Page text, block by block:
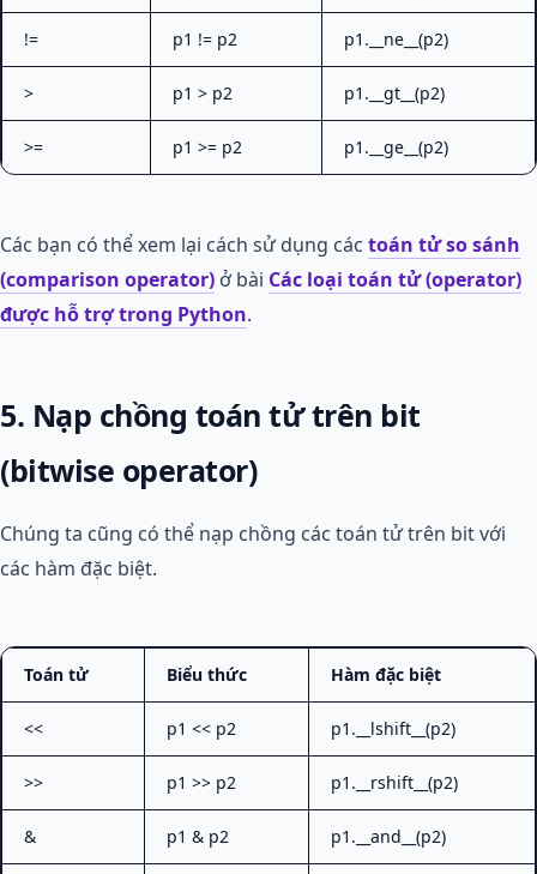
!= p1 != p2 p1.__ne__(p2)
> p1 > p2 p1.__gt__(p2)
>= p1 >= p2 p1.__ge__(p2)
Các bạn có thể xem lại cách sử dụng các toán tử so sánh
(comparison operator) ở bài Các loại toán tử (operator)
được hỗ trợ trong Python.
5. Nạp chồng toán tử trên bit
(bitwise operator)
Chúng ta cũng có thể nạp chồng các toán tử trên bit với
các hàm đặc biệt.
Toán tử Biểu thức Hàm đặc biệt
<< p1 << p2 p1.__lshift__(p2)
>> p1 >> p2 p1.__rshift__(p2)
& p1 & p2 p1.__and__(p2)